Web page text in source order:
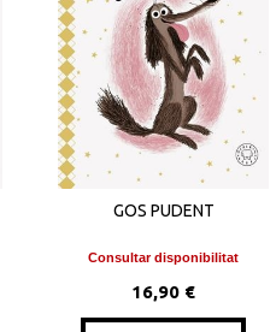
GOS PUDENT
Consultar disponibilitat
16,90 €